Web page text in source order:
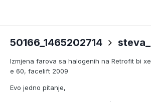
50166_1465202714
Izmjena farova sa halogenih na Retrofit bi
e 60, facelift 2009
Evo jedno pitanje,